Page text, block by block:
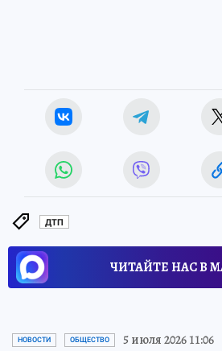
ДТП
ЧИТАЙТЕ НАС В
НОВОСТИ ОБЩЕСТВО 5 июля 2026 11:06